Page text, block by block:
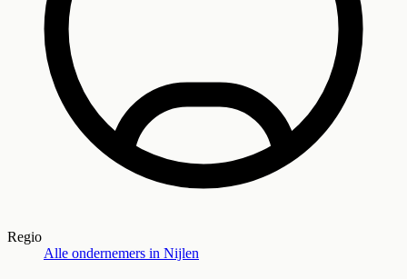
Regio
Alle ondernemers in Nijlen